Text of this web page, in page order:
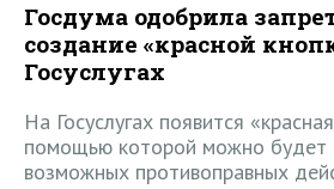
Госдума одобрила
создание «красной
Госуслугах
На Госуслугах появится
помощью которой можно будет
возможных противоправных